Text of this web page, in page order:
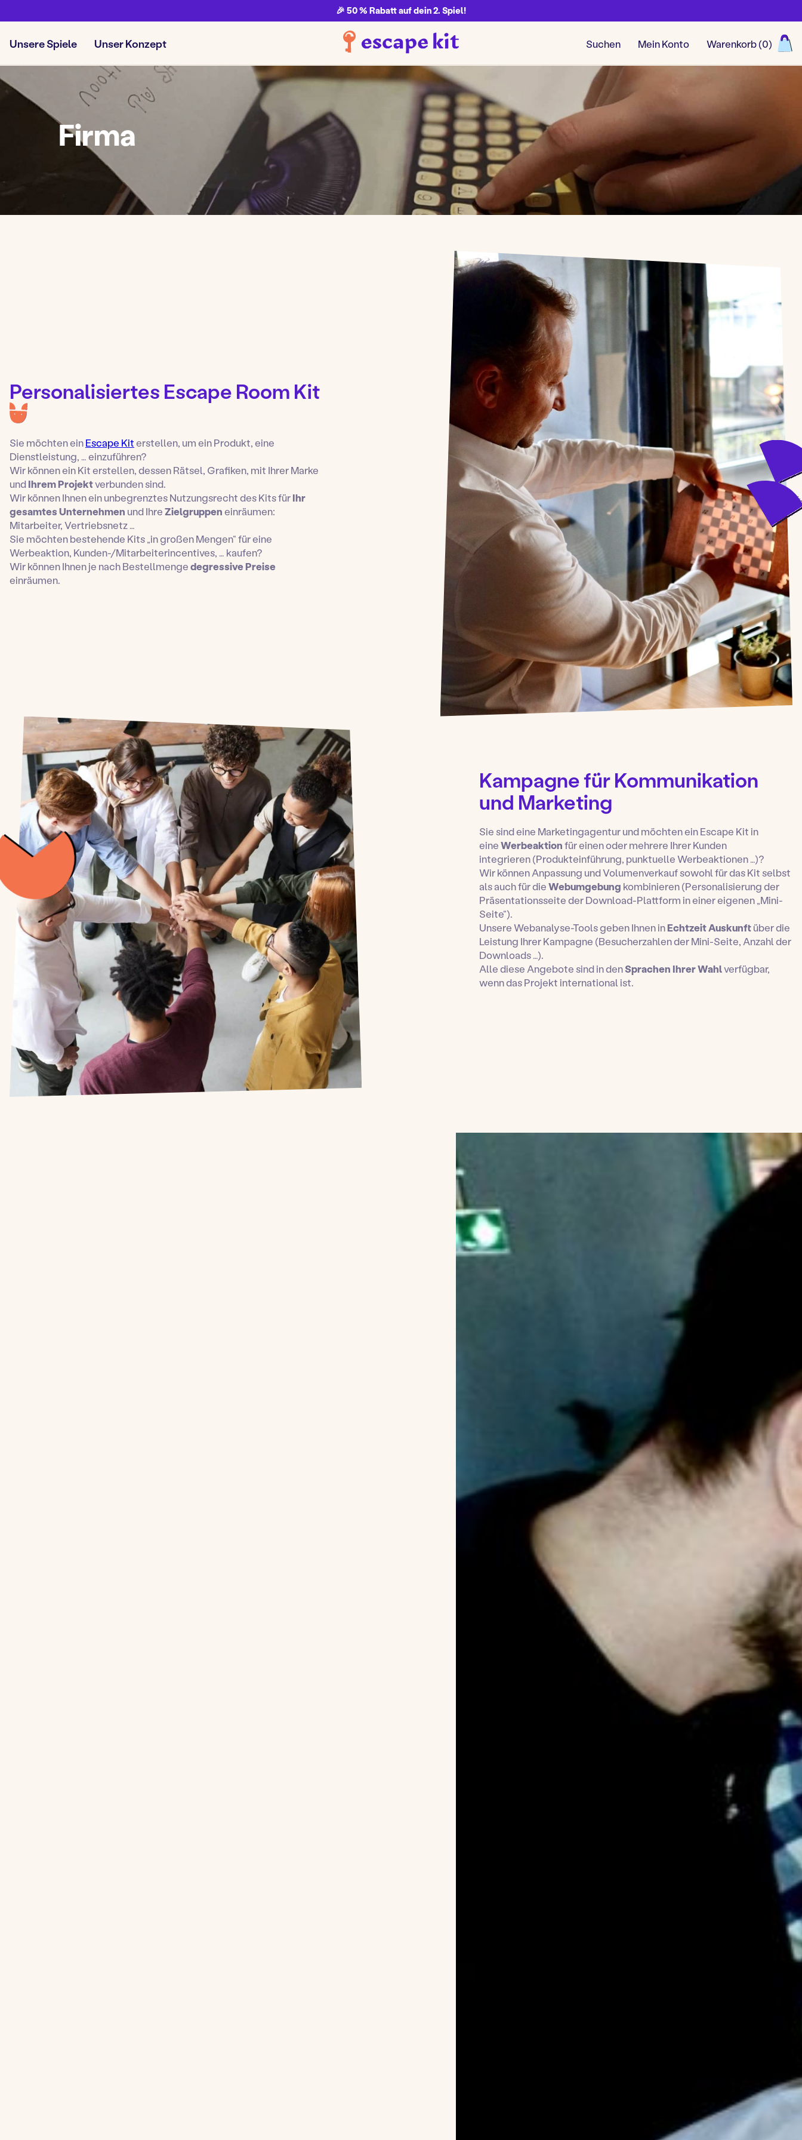
🎉 50 % Rabatt auf dein 2. Spiel!
Unsere Spiele Unser Konzept Suchen Mein Konto Warenkorb (0)
Firma
Personalisiertes Escape Room Kit
Sie möchten einEscape Kiterstellen, um ein Produkt, eine
Dienstleistung, … einzuführen?
Wir können ein Kit erstellen, dessen Rätsel, Grafiken, mit Ihrer Marke
undIhrem Projektverbunden sind.
Wir können Ihnen ein unbegrenztes Nutzungsrecht des Kits fürIhr
gesamtes Unternehmen und IhreZielgruppeneinräumen:
Mitarbeiter, Vertriebsnetz …
Sie möchten bestehende Kits „in großen Mengen“ für eine
Werbeaktion, Kunden-/Mitarbeiterincentives, … kaufen?
Wir können Ihnen je nach Bestellmengedegressive Preise
einräumen.
Kampagne für Kommunikation
und Marketing
Sie sind eine Marketingagentur und möchten ein Escape Kit in
eineWerbeaktionfür einen oder mehrere Ihrer Kunden
integrieren (Produkteinführung, punktuelle Werbeaktionen …)?
Wir können Anpassung und Volumenverkauf sowohl für das Kit selbst
als auch für dieWebumgebung kombinieren (Personalisierung der
Präsentationsseite der Download-Plattform in einer eigenen „Mini-
Seite“).
Unsere Webanalyse-Tools geben Ihnen inEchtzeit Auskunftüber die
Leistung Ihrer Kampagne (Besucherzahlen der Mini-Seite, Anzahl der
Downloads …).
Alle diese Angebote sind in denSprachen Ihrer Wahlverfügbar,
wenn das Projekt international ist.